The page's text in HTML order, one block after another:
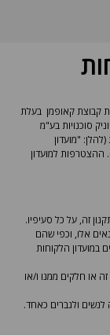
קבוצת קאופמן בעלת
סוכנויות בע"מ
"מועדון
ההצטרפות למועדון
זה, על כל סעיפיו.
אלו, וכפי שהם
הלקוחות
או חלקים ממנו ו/או